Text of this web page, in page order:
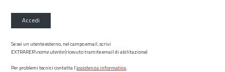
Accedi
Se sei un utente esterno, nel campo email, scrivi
EXTRARER\nome utente(ricevuto tramite email di abilitazione)
Per problemi tecnici contatta l’assistenza informatica.